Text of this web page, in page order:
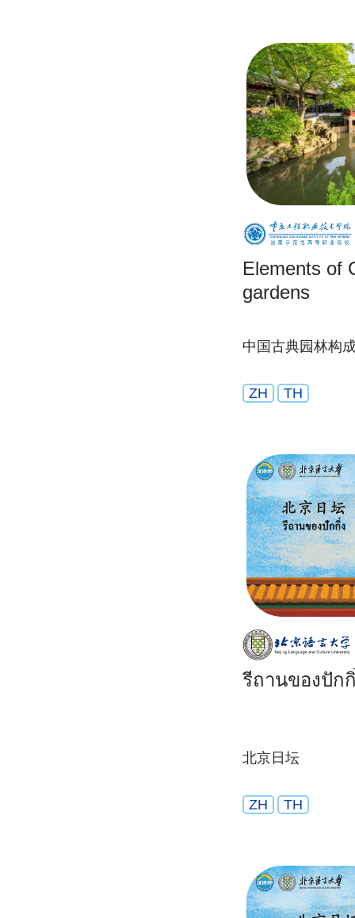
Elements of
gardens
中国古典园林构
ZH TH
รีถานของปัก
北京日坛
ZH TH